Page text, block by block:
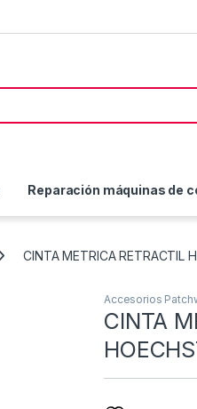
Reparación máquinas de
CINTA METRICA RETRACTIL
Accesorios
CINTA